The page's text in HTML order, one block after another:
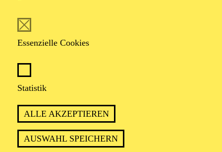
Essenzielle Cookies
Statistik
ALLE AKZEPTIEREN
AUSWAHL SPEICHERN
Samstag
05.09.2026
Grillo-Theater
BLICK AUF DEN IRAN –
STIMMEN ZUR AKTUELLEN
LAGE
Veranstalter: Eine Kooperationsveranstaltung mit der Stadt
Essen